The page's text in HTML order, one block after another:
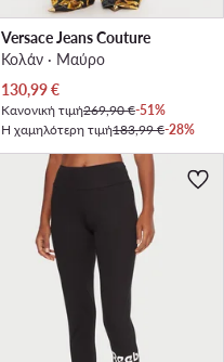
Versace Jeans Couture
Κολάν · Μαύρο
Τρέχουσα τιμή
130,99€
Κανονική τιμή269,90 €-51%
Η χαμηλότερη τιμή183,99 €-28%